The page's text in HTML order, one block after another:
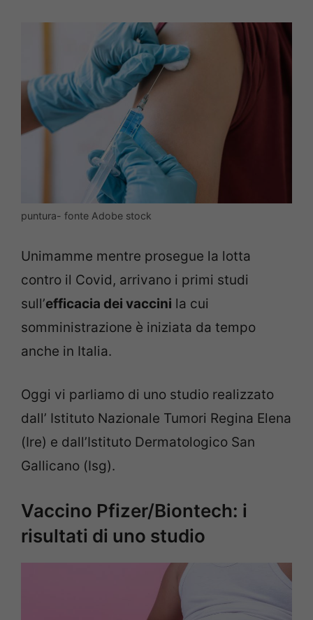
puntura- fonte Adobe stock
Unimamme mentre prosegue la lotta
contro il Covid, arrivano i primi studi
sull’efficacia dei vaccini la cui
somministrazione è iniziata da tempo
anche in Italia.
Oggi vi parliamo di uno studio realizzato
dall’ Istituto Nazionale Tumori Regina Elena
(Ire) e dall’Istituto Dermatologico San
Gallicano (Isg).
Vaccino Pfizer/Biontech: i
risultati di uno studio